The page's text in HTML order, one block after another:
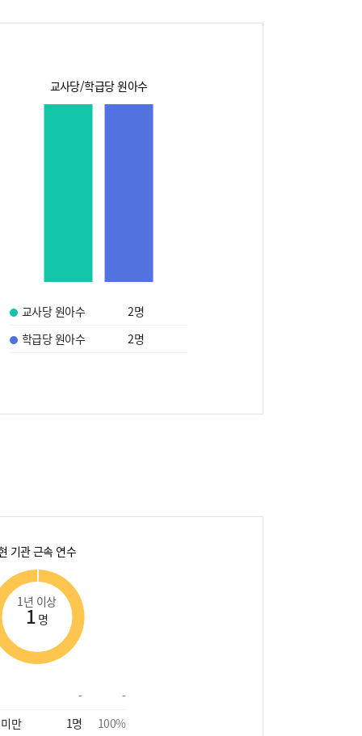
교사당/학급당 원아수
교사당 원아수 2명
학급당 원아수
2명
기관 근속 연수
1년 이상
1 명
-
-
만
1명 100%